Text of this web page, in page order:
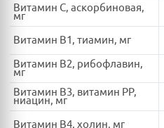
Витамин C, аскорбиновая,
мг
Витамин B1, тиамин, мг
Витамин B2, рибофлавин,
мг
Витамин B3, витамин PP,
ниацин, мг
Витамин B4, холин, мг